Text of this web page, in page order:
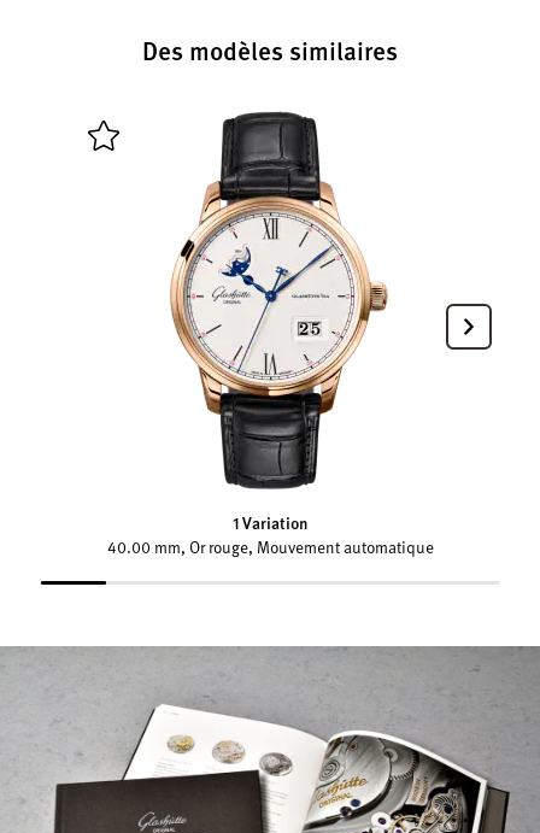
Des modèles similaires
1 Variation
40.00 mm, Or rouge, Mouvement automatique